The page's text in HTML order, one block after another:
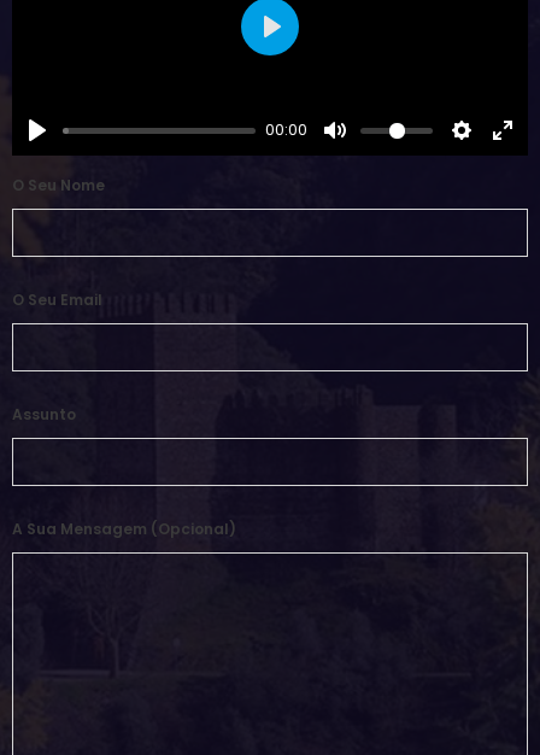
00:00
Play
O Seu Nome
O Seu Email
Assunto
A Sua Mensagem (opcional)